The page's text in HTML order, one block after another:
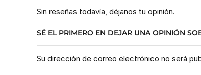
Sin reseñas todavía, déjanos tu opinión.
SÉ EL PRIMERO EN DEJAR UNA OPINIÓN
Su dirección de correo electrónico no será